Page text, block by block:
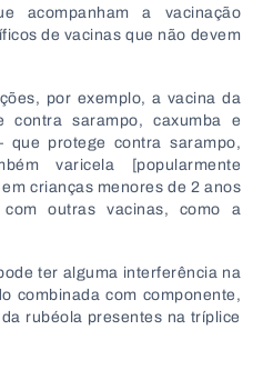
acompanham a vacinação
de vacinas que não devem
por exemplo, a vacina da
sarampo, caxumba e
protege contra sarampo,
varicela [popularmente
crianças menores de 2 anos
outras vacinas, como a
ter alguma interferência na
combinada com componente,
rubéola presentes na tríplice